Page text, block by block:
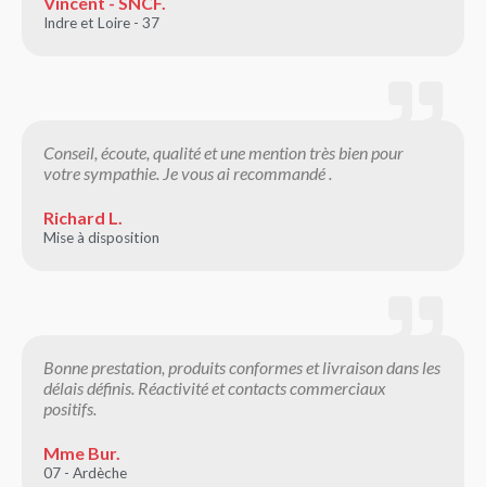
Indre et Loire - 37
Conseil, écoute, qualité et une mention très bien pour
votre sympathie. Je vous ai recommandé .
Richard L.
Mise à disposition
Bonne prestation, produits conformes et livraison dans les
délais définis. Réactivité et contacts commerciaux
positifs.
Mme Bur.
07 - Ardèche